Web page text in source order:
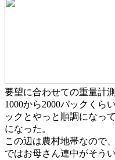
要望に合わせての重量計測
1000から2000パックくら
ックとやっと順調になっ
になった。
この辺は農村地帯なので
ではお母さん連中がそう